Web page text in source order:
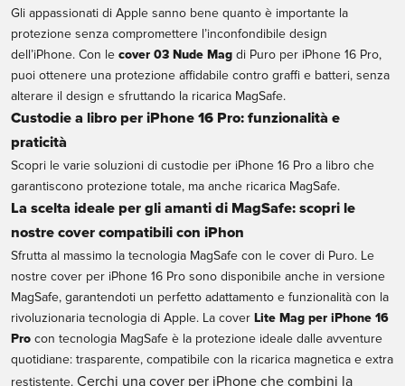
Gli appassionati di Apple sanno bene quanto è importante la
protezione senza compromettere l’inconfondibile design
dell’iPhone. Con le cover 03 Nude Mag di Puro per iPhone 16 Pro,
puoi ottenere una protezione affidabile contro graffi e batteri, senza
alterare il design e sfruttando la ricarica MagSafe.
Custodie a libro per iPhone 16 Pro: funzionalità e
praticità
Scopri le varie soluzioni di custodie per iPhone 16 Pro a libro che
garantiscono protezione totale, ma anche ricarica MagSafe.
La scelta ideale per gli amanti di MagSafe: scopri le
nostre cover compatibili con iPhon
Sfrutta al massimo la tecnologia MagSafe con le cover di Puro. Le
nostre cover per iPhone 16 Pro sono disponibile anche in versione
MagSafe, garantendoti un perfetto adattamento e funzionalità con la
rivoluzionaria tecnologia di Apple. La cover Lite Mag per iPhone 16
Pro con tecnologia MagSafe è la protezione ideale dalle avventure
quotidiane: trasparente, compatibile con la ricarica magnetica e extra
restistente. Cerchi una cover per iPhone che combini la